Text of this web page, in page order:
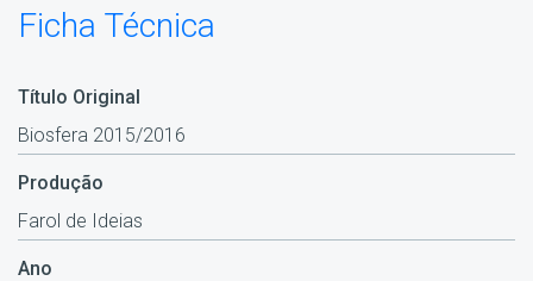
Ficha Técnica
Título Original
Biosfera 2015/2016
Produção
Farol de Ideias
Ano